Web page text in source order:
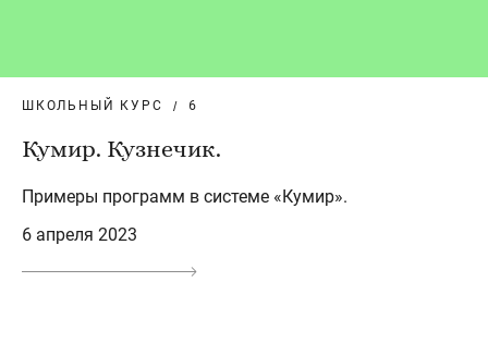
ШКОЛЬНЫЙ КУРС 6
Кумир. Кузнечик.
Примеры программ в системе «Кумир».
6 апреля 2023